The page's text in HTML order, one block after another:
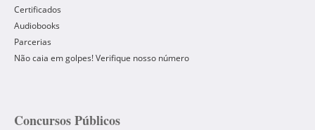
Certificados
Audiobooks
Parcerias
Não caia em golpes! Verifique nosso número
Concursos Públicos